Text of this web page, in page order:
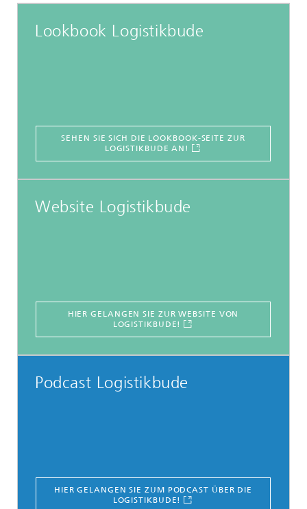
Lookbook Logistikbude
SEHEN SIE SICH DIE LOOKBOOK-SEITE ZUR
LOGISTIKBUDE AN!
Website Logistikbude
HIER GELANGEN SIE ZUR WEBSITE VON
LOGISTIKBUDE!
Podcast Logistikbude
HIER GELANGEN SIE ZUM PODCAST ÜBER DIE
LOGISTIKBUDE!